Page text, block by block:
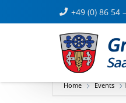
+49 (0) 86 54
Home Events